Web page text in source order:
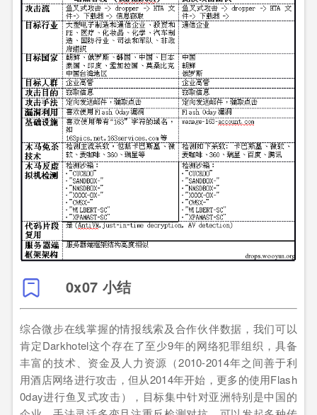
0x07 小结
综合微步在线掌握的情报线索及合作伙伴数据，我们可以
肯定Darkhotel这个存在了至少9年的网络犯罪组织，具备
丰富的技术、资金及人力资源（2010-2014年之间善于利
用酒店网络进行攻击，但从2014年开始，更多的使用Flash
0day进行鱼叉式攻击），目标集中针对亚洲特别是中国的